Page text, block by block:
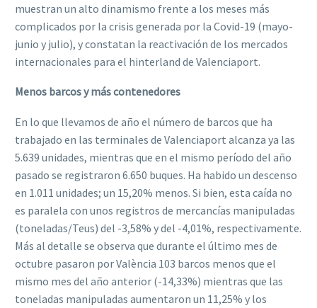
muestran un alto dinamismo frente a los meses más
complicados por la crisis generada por la Covid-19 (mayo-
junio y julio), y constatan la reactivación de los mercados
internacionales para el hinterland de Valenciaport.
Menos barcos y más contenedores
En lo que llevamos de año el número de barcos que ha
trabajado en las terminales de Valenciaport alcanza ya las
5.639 unidades, mientras que en el mismo período del año
pasado se registraron 6.650 buques. Ha habido un descenso
en 1.011 unidades; un 15,20% menos. Si bien, esta caída no
es paralela con unos registros de mercancías manipuladas
(toneladas/Teus) del -3,58% y del -4,01%, respectivamente.
Más al detalle se observa que durante el último mes de
octubre pasaron por València 103 barcos menos que el
mismo mes del año anterior (-14,33%) mientras que las
toneladas manipuladas aumentaron un 11,25% y los